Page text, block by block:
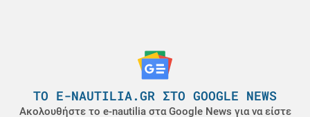
ΤΟ E-NAUTILIA.GR ΣΤΟ GOOGLE NEWS
Ακολουθήστε το e-nautilia στα Google News για να είστε